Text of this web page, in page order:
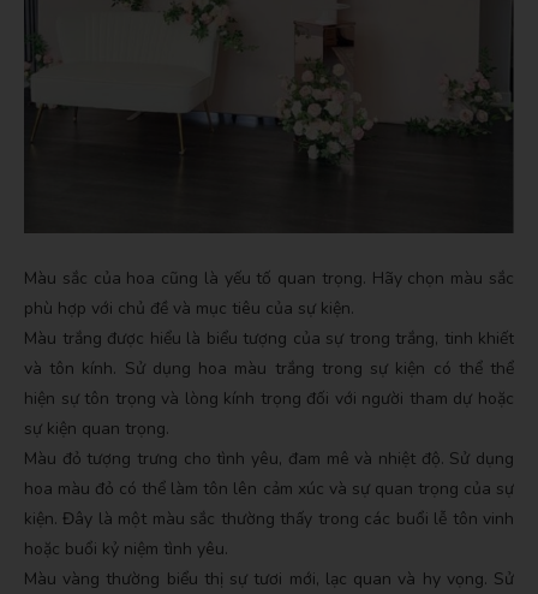
Màu sắc của hoa cũng là yếu tố quan trọng. Hãy chọn màu sắc
phù hợp với chủ đề và mục tiêu của sự kiện.
Màu trắng được hiểu là biểu tượng của sự trong trắng, tinh khiết
và tôn kính. Sử dụng hoa màu trắng trong sự kiện có thể thể
hiện sự tôn trọng và lòng kính trọng đối với người tham dự hoặc
sự kiện quan trọng.
Màu đỏ tượng trưng cho tình yêu, đam mê và nhiệt độ. Sử dụng
hoa màu đỏ có thể làm tôn lên cảm xúc và sự quan trọng của sự
kiện. Đây là một màu sắc thường thấy trong các buổi lễ tôn vinh
hoặc buổi kỷ niệm tình yêu.
Màu vàng thường biểu thị sự tươi mới, lạc quan và hy vọng. Sử